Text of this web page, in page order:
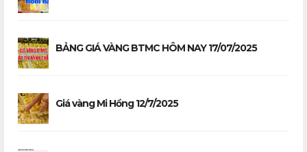
BẢNG GIÁ VÀNG BTMC HÔM NAY 17/07/2025
Giá vàng Mi Hồng 12/7/2025